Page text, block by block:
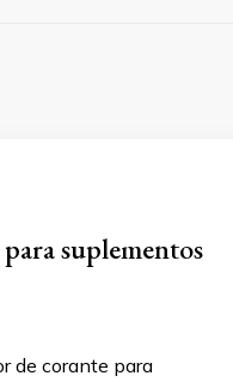
suplementos
de corante para